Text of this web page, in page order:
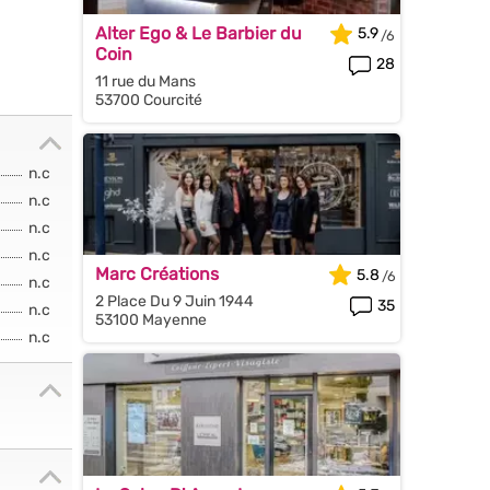
n.c
n.c
n.c
n.c
n.c
n.c
n.c
Alter Ego & Le Barbier du
Coin
11 rue du Mans
53700 Courcité
5.9
28
Marc Créations
2 Place Du 9 Juin 1944
53100 Mayenne
5.8
35